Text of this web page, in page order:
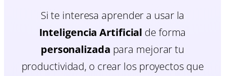
Si te interesa aprender a usar la
Inteligencia Artificial de forma
personalizada para mejorar tu
productividad, o crear los proyectos que